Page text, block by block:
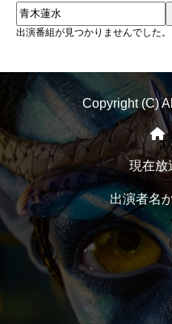
出演番組が見つかりませんでした。
Copyright (C)
現在放
出演者名